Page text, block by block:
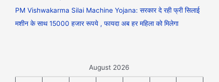
PM Vishwakarma Silai Machine Yojana: सरकार दे रही फ्री सिलाई
मशीन के साथ 15000 हजार रूपये , फायदा अब हर महिला को मिलेगा
August 2026